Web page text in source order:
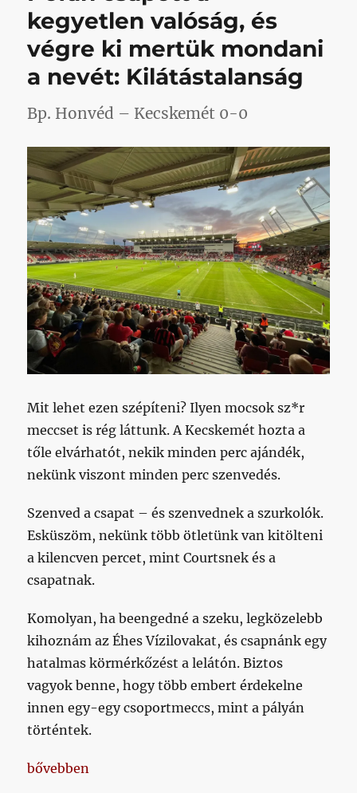
kicsit
hajlandónak
mutatkoznánk
labdarúgni?
című
kegyetlen valóság, és
végre ki mertük mondani
a nevét: Kilátástalanság
Bp. Honvéd – Kecskemét 0-0
Mit lehet ezen szépíteni? Ilyen mocsok sz*r
meccset is rég láttunk. A Kecskemét hozta a
tőle elvárhatót, nekik minden perc ajándék,
nekünk viszont minden perc szenvedés.
Szenved a csapat – és szenvednek a szurkolók.
Esküszöm, nekünk több ötletünk van kitölteni
a kilencven percet, mint Courtsnek és a
csapatnak.
Komolyan, ha beengedné a szeku, legközelebb
kihoznám az Éhes Vízilovakat, és csapnánk egy
hatalmas körmérkőzést a lelátón. Biztos
vagyok benne, hogy több embert érdekelne
innen egy-egy csoportmeccs, mint a pályán
történtek.
„Pofán csapott a kegyetlen valóság, és végre ki
bővebben